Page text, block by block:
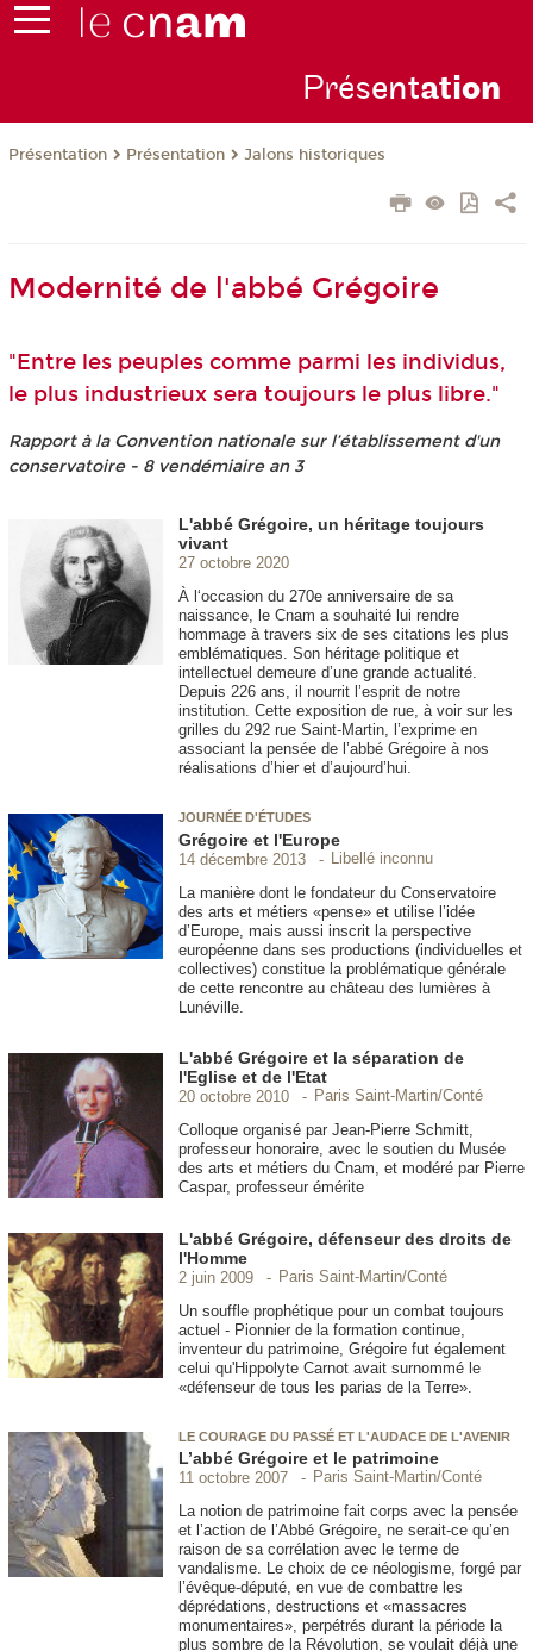
Présentation
Présentation Présentation Jalons historiques
Modernité de l'abbé Grégoire
"Entre les peuples comme parmi les individus,
le plus industrieux sera toujours le plus libre."
Rapport à la Convention nationale sur l’établissement d'un
conservatoire - 8 vendémiaire an 3
L'abbé Grégoire, un héritage toujours
vivant
27 octobre 2020
À l‘occasion du 270e anniversaire de sa
naissance, le Cnam a souhaité lui rendre
hommage à travers six de ses citations les plus
emblématiques. Son héritage politique et
intellectuel demeure d’une grande actualité.
Depuis 226 ans, il nourrit l’esprit de notre
institution. Cette exposition de rue, à voir sur les
grilles du 292 rue Saint-Martin, l’exprime en
associant la pensée de l’abbé Grégoire à nos
réalisations d’hier et d’aujourd’hui.
JOURNÉE D'ÉTUDES
Grégoire et l'Europe
14 décembre 2013
Libellé inconnu
La manière dont le fondateur du Conservatoire
des arts et métiers «pense» et utilise l’idée
d’Europe, mais aussi inscrit la perspective
européenne dans ses productions (individuelles et
collectives) constitue la problématique générale
de cette rencontre au château des lumières à
Lunéville.
L'abbé Grégoire et la séparation de
l'Eglise et de l'Etat
20 octobre 2010
Paris Saint-Martin/Conté
Colloque organisé par Jean-Pierre Schmitt,
professeur honoraire, avec le soutien du Musée
des arts et métiers du Cnam, et modéré par Pierre
Caspar, professeur émérite
L'abbé Grégoire, défenseur des droits de
l'Homme
2 juin 2009
Paris Saint-Martin/Conté
Un souffle prophétique pour un combat toujours
actuel - Pionnier de la formation continue,
inventeur du patrimoine, Grégoire fut également
celui qu'Hippolyte Carnot avait surnommé le
«défenseur de tous les parias de la Terre».
LE COURAGE DU PASSÉ ET L'AUDACE DE L'AVENIR
L’abbé Grégoire et le patrimoine
11 octobre 2007
Paris Saint-Martin/Conté
La notion de patrimoine fait corps avec la pensée
et l’action de l’Abbé Grégoire, ne serait-ce qu’en
raison de sa corrélation avec le terme de
vandalisme. Le choix de ce néologisme, forgé par
l’évêque-député, en vue de combattre les
déprédations, destructions et «massacres
monumentaires», perpétrés durant la période la
plus sombre de la Révolution, se voulait déjà une